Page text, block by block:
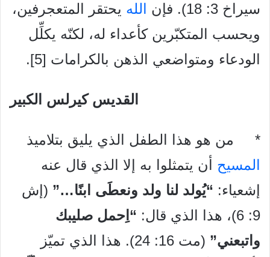
سيراخ 3: 18). فإن
الله يحتقر المتعجرفين،
ويحسب المتكبّرين كأعداء له، لكنّه يكلِّل
الودعاء ومتواضعي الذهن بالكرامات [5].
القديس كيرلس الكبير
* من هو هذا الطفل الذي يليق بتلاميذ
المسيح أن يتمثلوا به إلا الذي قال عنه
إشعياء: “يُولد لنا ولد ونعطَى ابنًا…” (إش
9: 6)، هذا الذي قال:
“اِحمل صليبك
واتبعني”
(مت 16: 24). هذا الذي تميّز